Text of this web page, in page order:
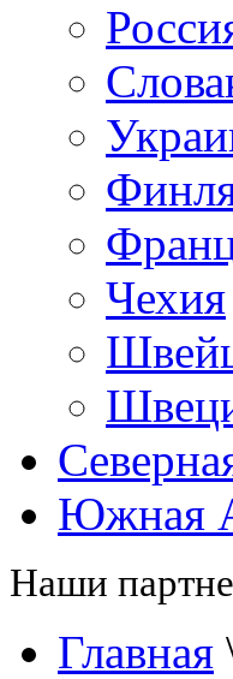
Чехия
Южная
Наши
Главная